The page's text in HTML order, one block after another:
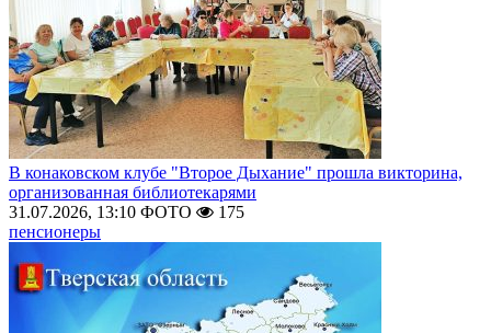
В конаковском клубе "Второе Дыхание" прошла викторина,
организованная библиотекарями
31.07.2026, 13:10 ФОТО
175
пенсионеры